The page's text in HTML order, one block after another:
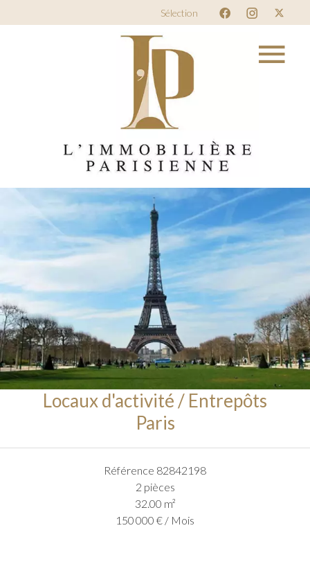
Sélection
Locaux d'activité / Entrepôts
Paris
Référence 82842198
2 pièces
32.00 m²
150 000 € / Mois